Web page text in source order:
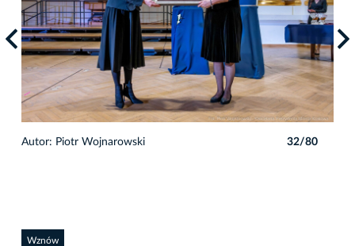
Autor: Piotr Wojnarowski 32/80
Wznów